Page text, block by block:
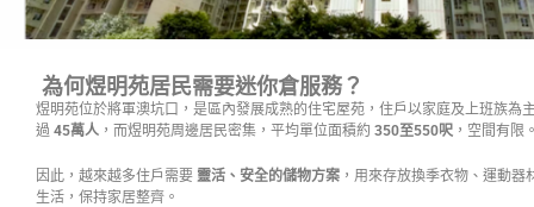
為何煜明苑居民需要迷你倉服務？
煜明苑位於將軍澳坑口，是區內發展成熟的住宅屋苑，住戶以家庭及上班族為
過 45萬人 ，而煜明苑周邊居民密集，平均單位面積約 350至550呎 ，空間有限
因此，越來越多住戶需要 靈活、安全的儲物方案 ，用來存放換季衣物、運動
生活，保持家居整齊。